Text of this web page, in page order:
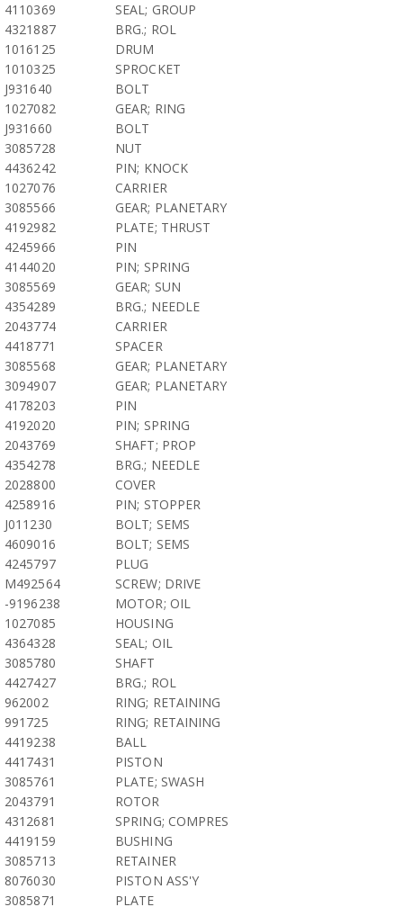
4110369
SEAL; GROUP
4321887
BRG.; ROL
1016125
DRUM
1010325
SPROCKET
J931640
BOLT
1027082
GEAR; RING
J931660
BOLT
3085728
NUT
4436242
PIN; KNOCK
1027076
CARRIER
3085566
GEAR; PLANETARY
4192982
PLATE; THRUST
4245966
PIN
4144020
PIN; SPRING
3085569
GEAR; SUN
4354289
BRG.; NEEDLE
2043774
CARRIER
4418771
SPACER
3085568
GEAR; PLANETARY
3094907
GEAR; PLANETARY
4178203
PIN
4192020
PIN; SPRING
2043769
SHAFT; PROP
4354278
BRG.; NEEDLE
2028800
COVER
4258916
PIN; STOPPER
J011230
BOLT; SEMS
4609016
BOLT; SEMS
4245797
PLUG
M492564
SCREW; DRIVE
-9196238
MOTOR; OIL
1027085
HOUSING
4364328
SEAL; OIL
3085780
SHAFT
4427427
BRG.; ROL
962002
RING; RETAINING
991725
RING; RETAINING
4419238
BALL
4417431
PISTON
3085761
PLATE; SWASH
2043791
ROTOR
4312681
SPRING; COMPRES
4419159
BUSHING
3085713
RETAINER
8076030
PISTON ASS'Y
3085871
PLATE